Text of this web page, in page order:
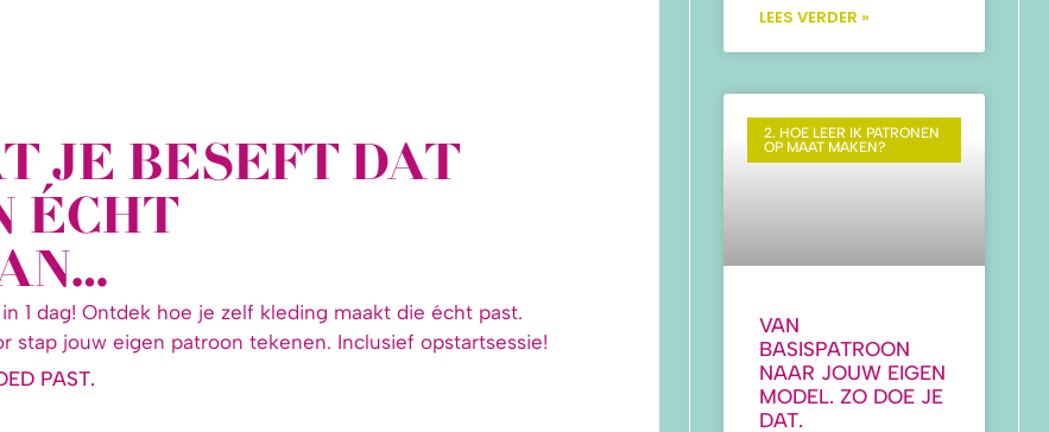
JE BESEFT DAT
ÉCHT
1 dag! Ontdek hoe je zelf kleding maakt die écht past.
stap jouw eigen patroon tekenen. Inclusief opstartsessie!
PAST.
LEES VERDER »
2. HOE LEER IK PATRONEN
OP MAAT MAKEN?
VAN
BASISPATROON
NAAR JOUW EIGEN
MODEL. ZO DOE JE
DAT.